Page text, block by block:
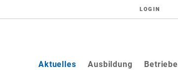
LOGIN
Aktuelles(current)
Ausbildung Betriebe